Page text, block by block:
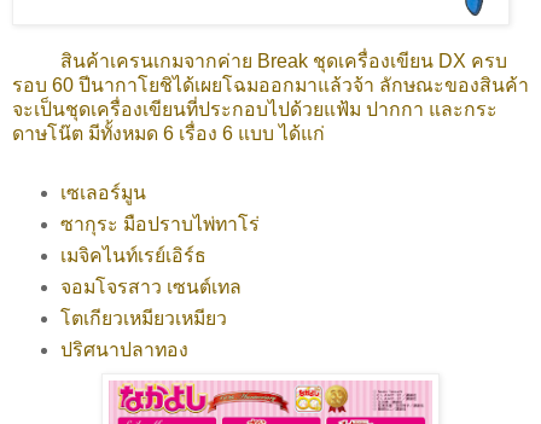
สินค้าเครนเกมจากค่าย Break ชุดเครื่องเขียน DX ครบ
รอบ 60 ปีนากาโยชิได้เผยโฉมออกมาแล้วจ้า ลักษณะของสินค้า
จะเป็นชุดเครื่องเขียนที่ประกอบไปด้วยแฟ้ม ปากกา และกระ
ดาษโน๊ต มีทั้งหมด 6 เรื่อง 6 แบบ ได้แก่
เซเลอร์มูน
ซากุระ มือปราบไพ่ทาโร่
เมจิคไนท์เรย์เอิร์ธ
จอมโจรสาว เซนต์เทล
โตเกียวเหมียวเหมียว
ปริศนาปลาทอง